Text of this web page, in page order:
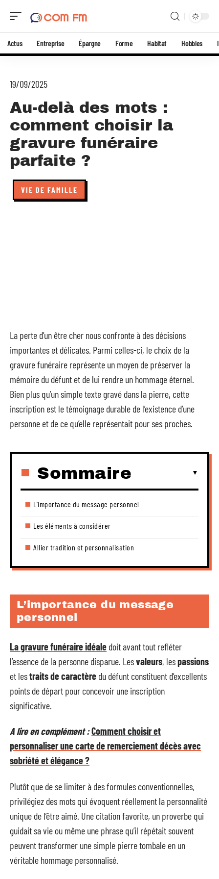
Actus Entreprise Épargne Forme Habitat Hobbies
19/09/2025
Au-delà des mots :
comment choisir la
gravure funéraire
parfaite ?
VIE DE FAMILLE
La perte d’un être cher nous confronte à des décisions
importantes et délicates. Parmi celles-ci, le choix de la
gravure funéraire représente un moyen de préserver la
mémoire du défunt et de lui rendre un hommage éternel.
Bien plus qu’un simple texte gravé dans la pierre, cette
inscription est le témoignage durable de l’existence d’une
personne et de ce qu’elle représentait pour ses proches.
Sommaire
L’importance du message personnel
Les éléments à considérer
Allier tradition et personnalisation
L’importance du message
personnel
La gravure funéraire idéale doit avant tout refléter
l’essence de la personne disparue. Lesvaleurs, lespassions
et lestraits de caractère du défunt constituent d’excellents
points de départ pour concevoir une inscription
significative.
A lire en complément :Comment choisir et
personnaliser une carte de remerciement décès avec
sobriété et élégance ?
Plutôt que de se limiter à des formules conventionnelles,
privilégiez des mots qui évoquent réellement la personnalité
unique de l’être aimé. Une citation favorite, un proverbe qui
guidait sa vie ou même une phrase qu’il répétait souvent
peuvent transformer une simple pierre tombale en un
véritable hommage personnalisé.